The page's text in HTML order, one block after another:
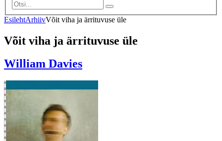
EsilehtArhiivVõit viha ja ärrituvuse üle
Võit viha ja ärrituvuse üle
William Davies